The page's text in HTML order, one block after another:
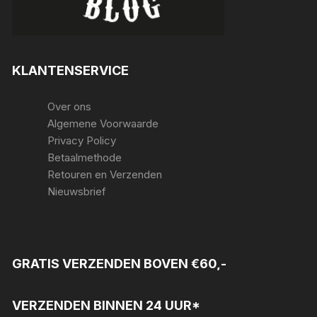
KLANTENSERVICE
Over ons
Algemene Voorwaarde
Privacy Policy
Betaalmethode
Retouren en Verzenden
Nieuwsbrief
GRATIS VERZENDEN BOVEN €60,-
VERZENDEN BINNEN 24 UUR*